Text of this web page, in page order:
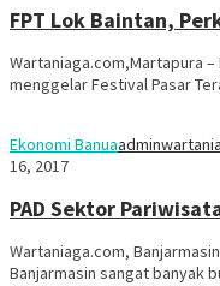
FPT Lok Baintan,
Wartaniaga.com,Martapura
menggelar Festival Pasar
Ekonomi Banua
16, 2017
PAD Sektor
Wartaniaga.com,
Banjarmasin sangat banyak